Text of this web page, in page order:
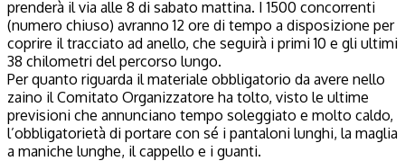
prenderà il via alle 8 di sabato mattina. I 1500 concorrenti
(numero chiuso) avranno 12 ore di tempo a disposizione per
coprire il tracciato ad anello, che seguirà i primi 10 e gli ultimi
38 chilometri del percorso lungo.
Per quanto riguarda il materiale obbligatorio da avere nello
zaino il Comitato Organizzatore ha tolto, visto le ultime
previsioni che annunciano tempo soleggiato e molto caldo,
l’obbligatorietà di portare con sé i pantaloni lunghi, la maglia
a maniche lunghe, il cappello e i guanti.